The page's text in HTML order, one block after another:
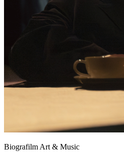
Biografilm Art & Music